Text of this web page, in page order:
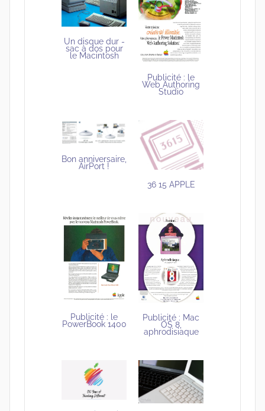
Un disque dur -
sac à dos pour
le Macintosh
Publicité : le
Web Authoring
Studio
Bon anniversaire,
AirPort !
36 15 APPLE
Publicité : le
PowerBook 1400
Publicité : Mac
OS 8,
aphrodisiaque